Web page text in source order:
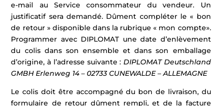
e-mail au Service consommateur du vendeur. Un
justificatif sera demandé. Dûment compléter le « bon
de retour » disponible dans la rubrique « mon compte».
Programmer avec DIPLOMAT une date d’enlèvement
du colis dans son ensemble et dans son emballage
d’origine, à l’adresse suivante : DIPLOMAT Deutschland
GMBH Erlenweg 14 – 02733 CUNEWALDE – ALLEMAGNE
Le colis doit être accompagné du bon de livraison, du
formulaire de retour dûment rempli, et de la facture